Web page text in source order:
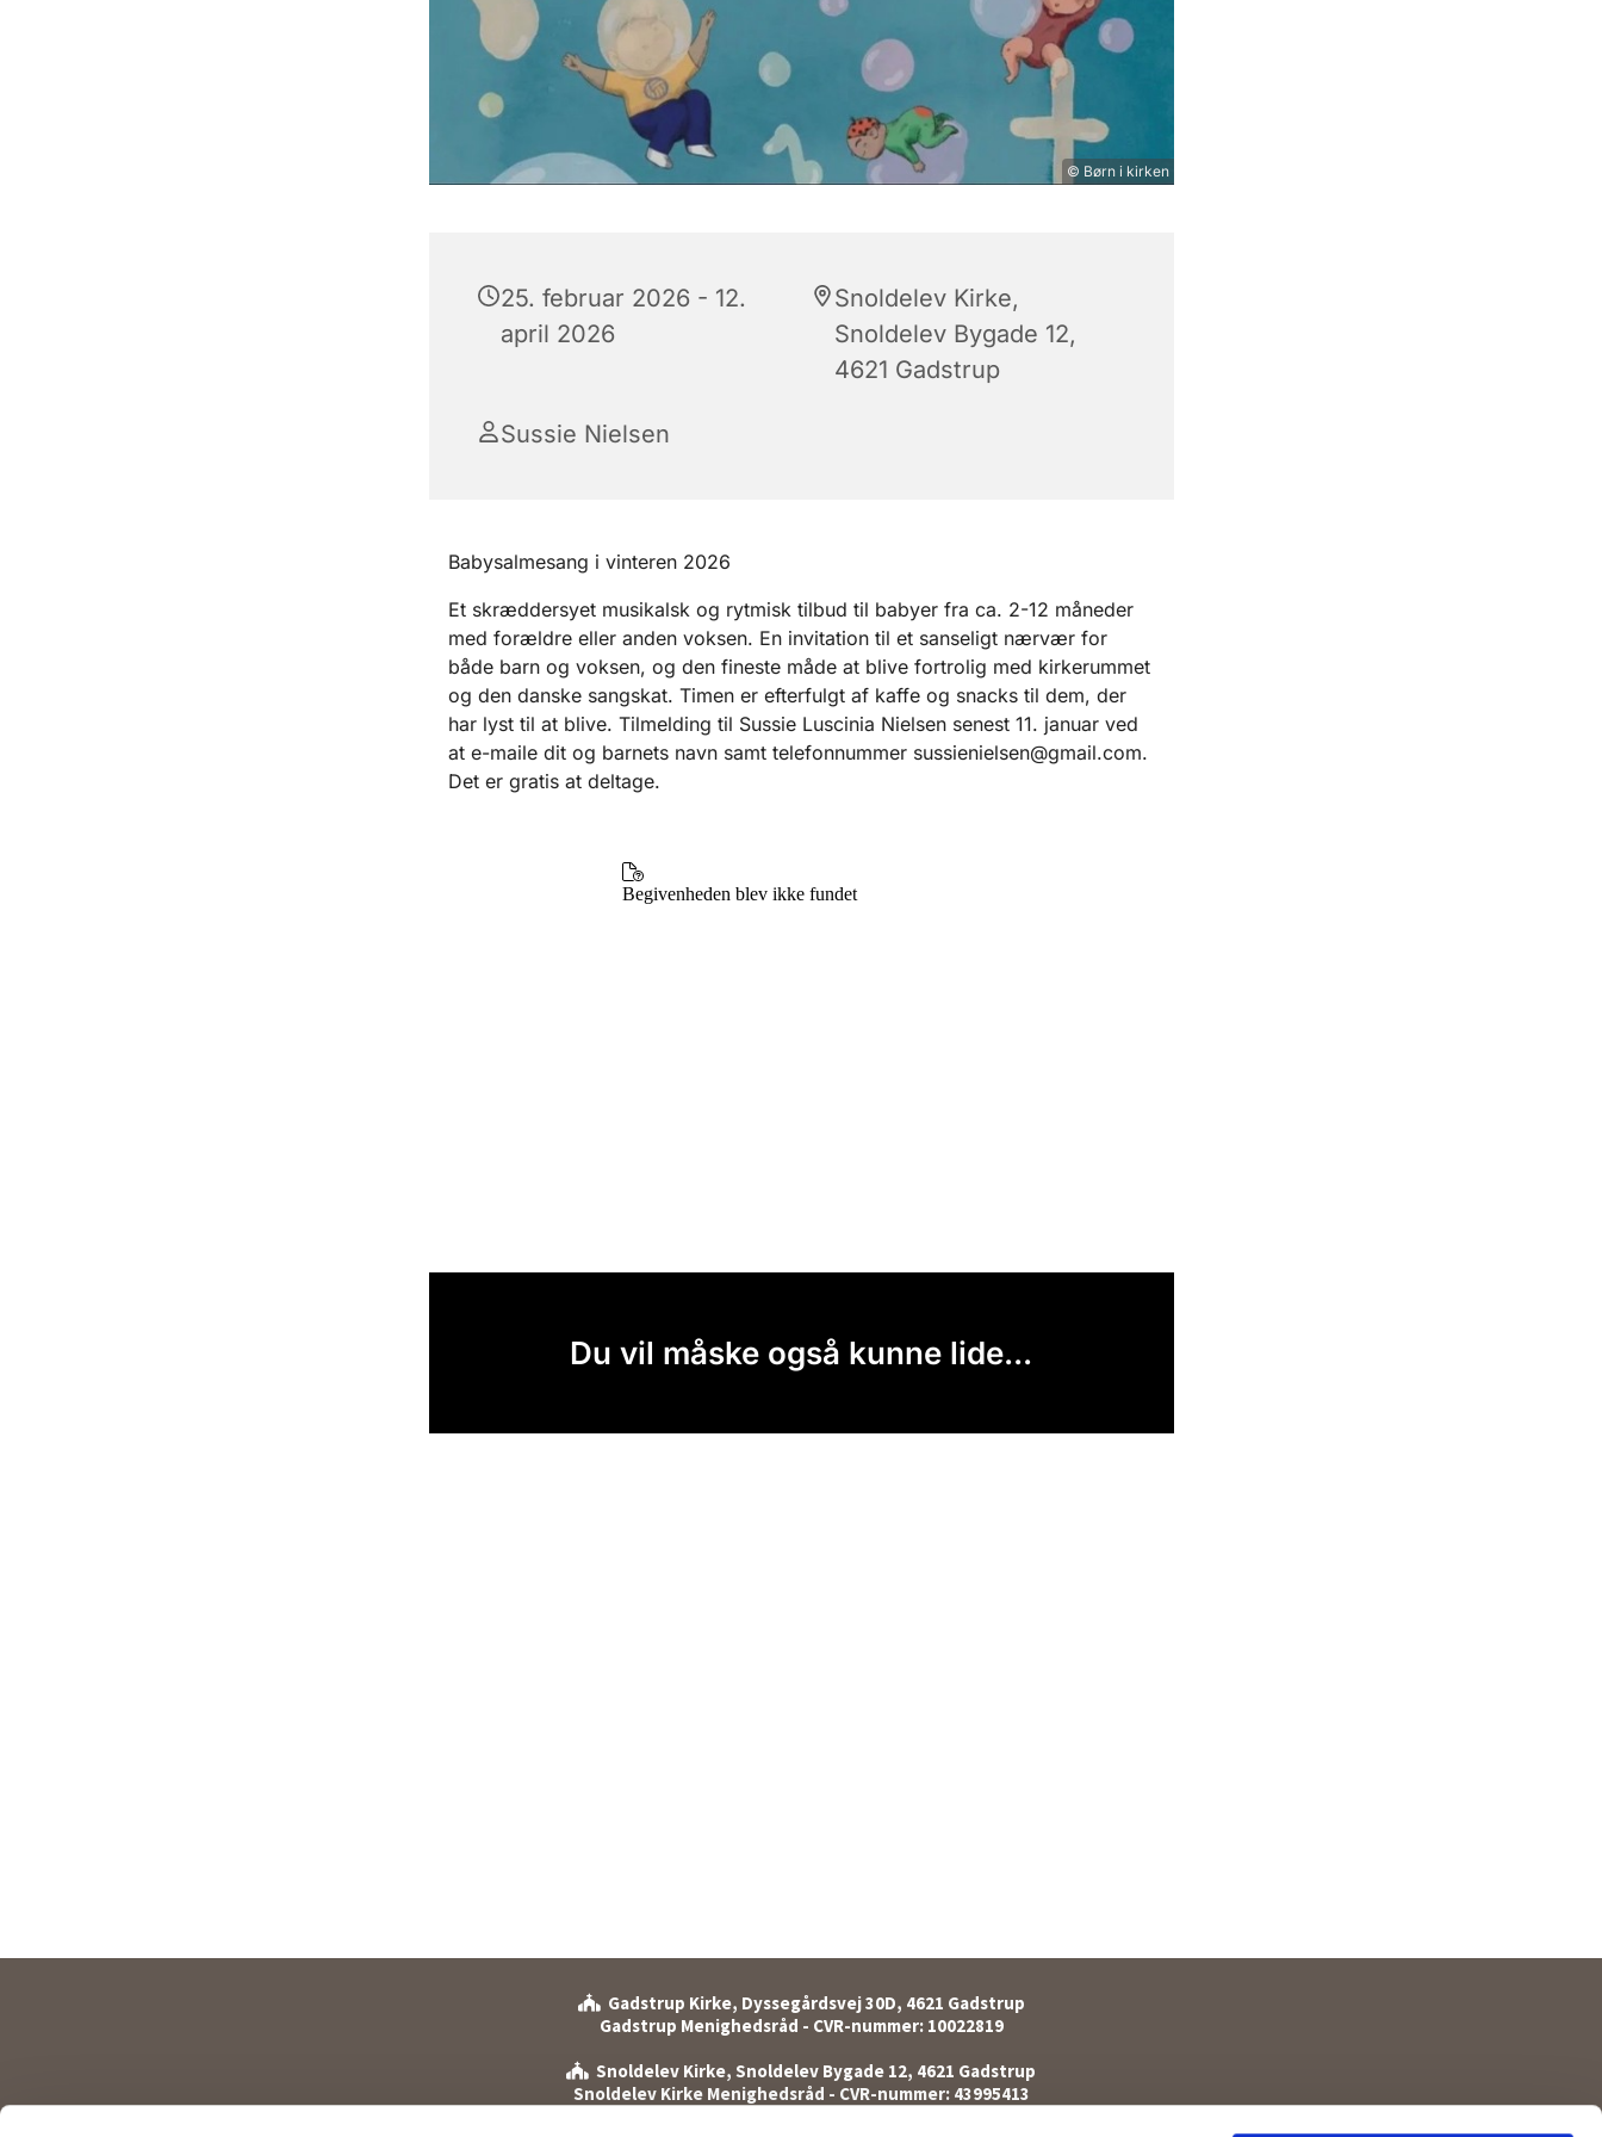
© Børn i kirken
25. februar 2026 - 12.
april 2026
Snoldelev Kirke,
Snoldelev Bygade 12,
4621 Gadstrup
Sussie Nielsen
Babysalmesang i vinteren 2026
Et skræddersyet musikalsk og rytmisk tilbud til babyer fra ca. 2-12 måneder
med forældre eller anden voksen. En invitation til et sanseligt nærvær for
både barn og voksen, og den fineste måde at blive fortrolig med kirkerummet
og den danske sangskat. Timen er efterfulgt af kaffe og snacks til dem, der
har lyst til at blive. Tilmelding til Sussie Luscinia Nielsen senest 11. januar ved
at e-maile dit og barnets navn samt telefonnummer sussienielsen@gmail.com.
Det er gratis at deltage.
Du vil måske også kunne lide...
Gadstrup Kirke, Dyssegårdsvej 30D, 4621 Gadstrup
Gadstrup Menighedsråd - CVR-nummer: 10022819
 Snoldelev Kirke, Snoldelev Bygade 12, 4621 Gadstrup
Snoldelev Kirke Menighedsråd - CVR-nummer: 43995413